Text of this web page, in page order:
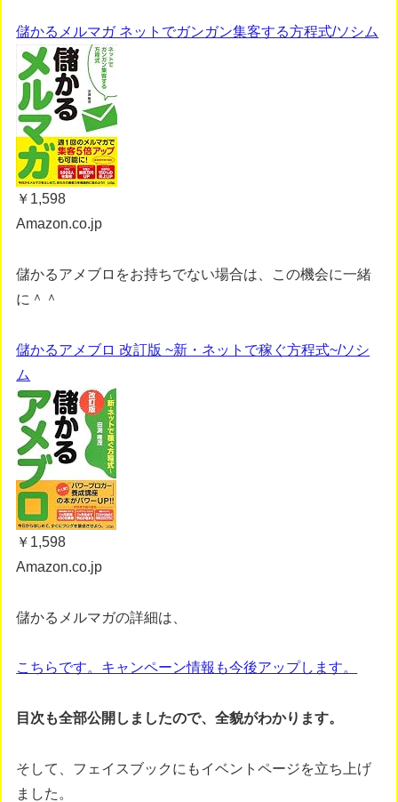
儲かるメルマガ ネットでガンガン集客する方程式/ソシム
￥1,598
Amazon.co.jp
儲かるアメブロをお持ちでない場合は、この機会に一緒
に＾＾
儲かるアメブロ 改訂版 ~新・ネットで稼ぐ方程式~/ソシ
ム
￥1,598
Amazon.co.jp
儲かるメルマガの詳細は、
こちらです。キャンペーン情報も今後アップします。
目次も全部公開しましたので、全貌がわかります。
そして、フェイスブックにもイベントページを立ち上げ
ました。